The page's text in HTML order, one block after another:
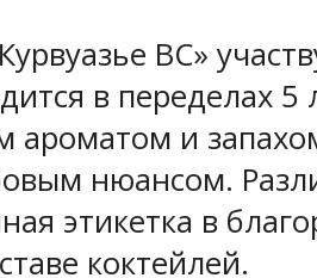
ВС»
в переделах 5
и
нюансом.
этикетка в
коктейлей.